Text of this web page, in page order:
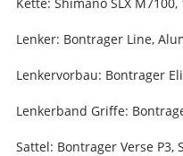
Lenker: Bontrager Line,
Lenkervorbau: Bontrager
Lenkerband Griffe:
Sattel: Bontrager Verse P3,